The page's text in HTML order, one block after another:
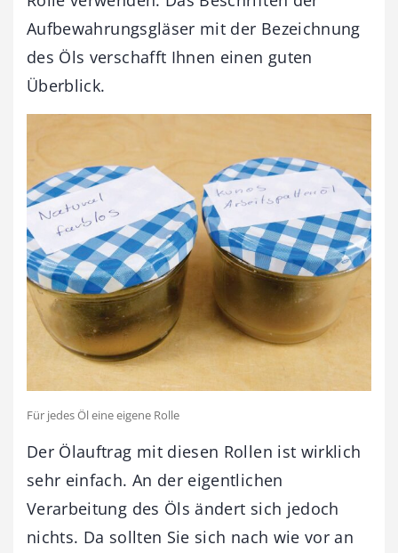
Aufbewahrungsgläser mit der Bezeichnung
des Öls verschafft Ihnen einen guten
Überblick.
Für jedes Öl eine eigene Rolle
Der Ölauftrag mit diesen Rollen ist wirklich
sehr einfach. An der eigentlichen
Verarbeitung des Öls ändert sich jedoch
nichts. Da sollten Sie sich nach wie vor an